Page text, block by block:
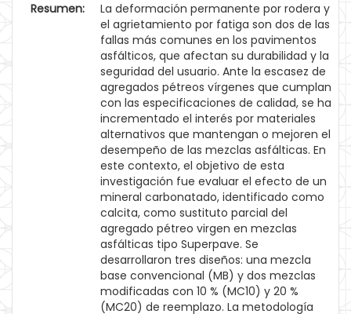
Resumen:
La deformación permanente por rodera y
el agrietamiento por fatiga son dos de las
fallas más comunes en los pavimentos
asfálticos, que afectan su durabilidad y la
seguridad del usuario. Ante la escasez de
agregados pétreos vírgenes que cumplan
con las especificaciones de calidad, se ha
incrementado el interés por materiales
alternativos que mantengan o mejoren el
desempeño de las mezclas asfálticas. En
este contexto, el objetivo de esta
investigación fue evaluar el efecto de un
mineral carbonatado, identificado como
calcita, como sustituto parcial del
agregado pétreo virgen en mezclas
asfálticas tipo Superpave. Se
desarrollaron tres diseños: una mezcla
base convencional (MB) y dos mezclas
modificadas con 10 % (MC10) y 20 %
(MC20) de reemplazo. La metodología